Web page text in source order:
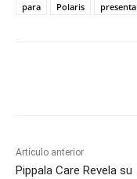
para
Polaris presenta
Artículo anterior
Pippala Care Revela su